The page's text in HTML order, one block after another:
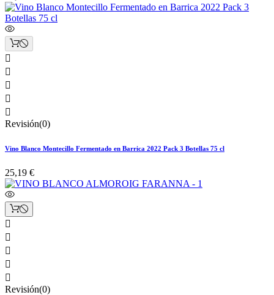





Revisión(0)
Vino Blanco Montecillo Fermentado en Barrica 2022 Pack 3 Botellas 75 cl
25,19 €





Revisión(0)